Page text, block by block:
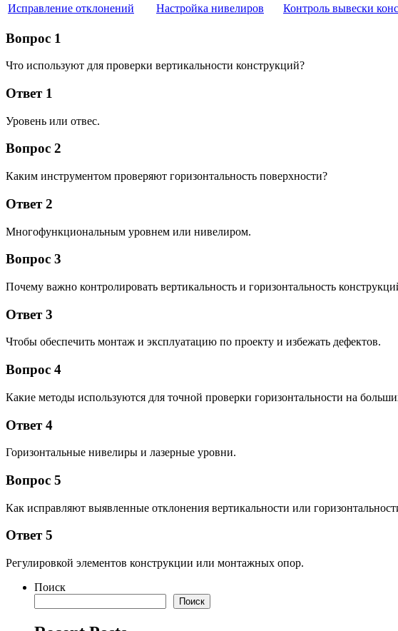
Исправление отклонений
Настройка нивелиров Контроль вывески
Вопрос 1
Что используют для проверки вертикальности конструкций?
Ответ 1
Уровень или отвес.
Вопрос 2
Каким инструментом проверяют горизонтальность поверхности?
Ответ 2
Многофункциональным уровнем или нивелиром.
Вопрос 3
Почему важно контролировать вертикальность и горизонтальность
Ответ 3
Чтобы обеспечить монтаж и эксплуатацию по проекту и избежать дефектов.
Вопрос 4
Какие методы используются для точной проверки горизонтальности на
Ответ 4
Горизонтальные нивелиры и лазерные уровни.
Вопрос 5
Как исправляют выявленные отклонения вертикальности или
Ответ 5
Регулировкой элементов конструкции или монтажных опор.
Поиск
Поиск